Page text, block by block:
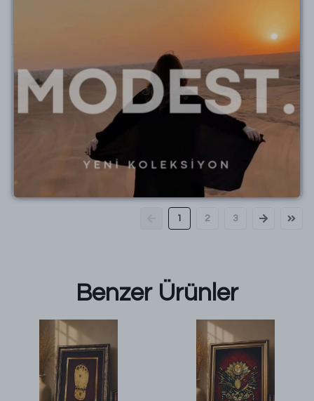
Çok özenli ve hızlı
Tuğba
Y.
Çok beğendim bir de koku sıkmıssınız cok hos
gercekten.Seyahatlerde kullanmak için aldim , cok
1 2 3
Benzer Ürünler